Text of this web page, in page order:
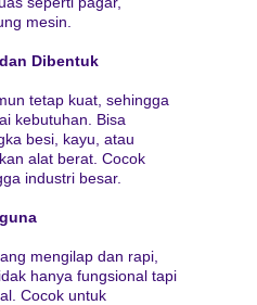
mesin.
Dibentuk
tetap kuat, sehingga
kebutuhan. Bisa
besi, kayu, atau
alat berat. Cocok
industri besar.
mengilap dan rapi,
hanya fungsional tapi
Cocok untuk